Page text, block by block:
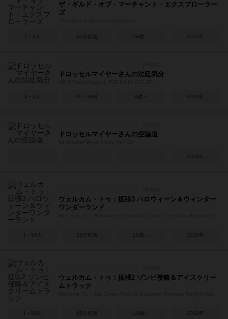
ザ・ギルド・オブ・マーチャント・エクスプローラー
ズ
1～4人 45分前後 14歳～ 2022年
ドロッセルマイヤーさんの法廷気分
4～6人 20～30分 8歳～ 2018年
ドロッセルマイヤーさんの空論道
2024年
ウェルカム・トゥ：拡張3 ハロウィーン＆ウィンター
ワンダーランド
1～50人 25分前後 10歳～ 2019年
ウェルカム・トゥ：拡張2 ゾンビ侵略＆アイスクリー
ムトラック
1～50人 25分前後 10歳～ 2019年